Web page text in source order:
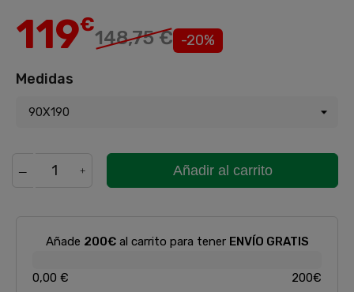
119€
148,75 € -20%
Medidas
Añadir al carrito
Añade 200€al carrito para tener ENVÍO GRATIS
0,00 € 200€